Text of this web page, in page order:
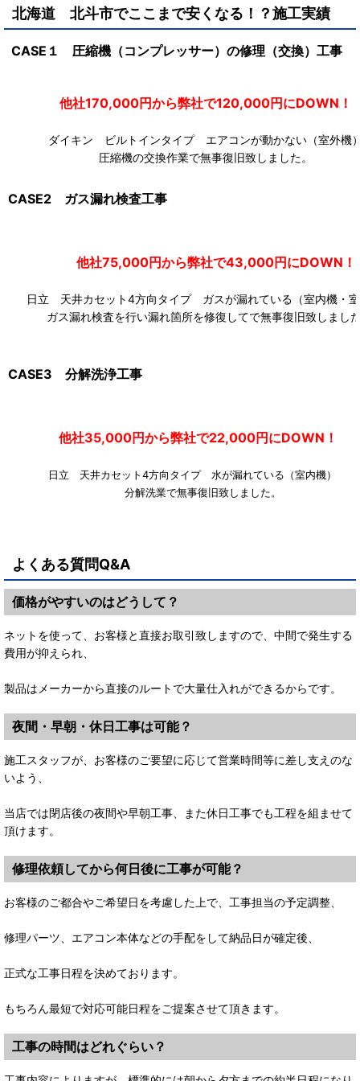
北海道 北斗市でここまで安くなる！？施工実績
CASE１ 圧縮機（コンプレッサー）の修理（交換）工事
他社170,000円から弊社で120,000円に
ダイキン ビルトインタイプ エアコンが動かない（室外機
圧縮機の交換作業で無事復旧致しました。
CASE2 ガス漏れ検査工事
他社75,000円から弊社で43,000円にDOWN！
日立 天井カセット4方向タイプ ガスが漏れている（室内機・
ガス漏れ検査を行い漏れ箇所を修復してで無事復旧致しまし
CASE3 分解洗浄工事
他社35,000円から弊社で22,000円にDOWN！
日立 天井カセット4方向タイプ 水が漏れている（室内機
分解洗業で無事復旧致しました。
よくある質問Q&A
価格がやすいのはどうして？
ネットを使って、お客様と直接お取引致しますので、中間で発生する
費用が抑えられ、
製品はメーカーから直接のルートで大量仕入れができるからです。
夜間・早朝・休日工事は可能？
施工スタッフが、お客様のご要望に応じて営業時間等に差し支えのな
いよう、
当店では閉店後の夜間や早朝工事、また休日工事でも工程を組ませて
頂けます。
修理依頼してから何日後に工事が可能？
お客様のご都合やご希望日を考慮した上で、工事担当の予定調整、
修理パーツ、エアコン本体などの手配をして納品日が確定後、
正式な工事日程を決めております。
もちろん最短で対応可能日程をご提案させて頂きます。
工事の時間はどれぐらい？